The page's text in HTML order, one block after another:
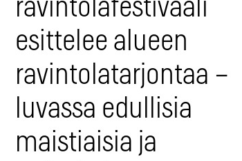
ravintolafestivaali
esittelee alueen
ravintolatarjontaa –
luvassa edullisia
maistiaisia ja